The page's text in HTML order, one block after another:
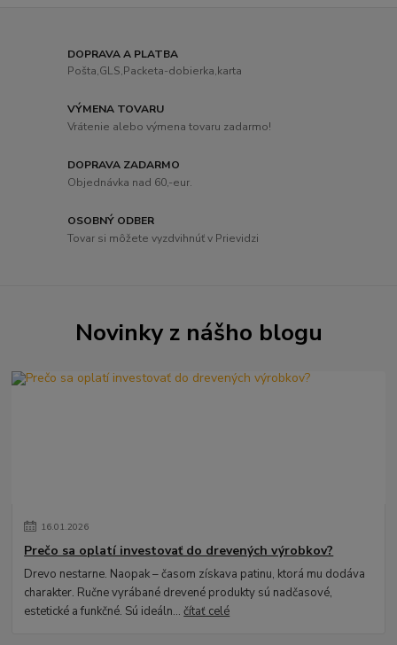
DOPRAVA A PLATBA
Pošta,GLS,Packeta-dobierka,karta
VÝMENA TOVARU
Vrátenie alebo výmena tovaru zadarmo!
DOPRAVA ZADARMO
Objednávka nad 60,-eur.
OSOBNÝ ODBER
Tovar si môžete vyzdvihnúť v Prievidzi
Novinky z nášho blogu
16.01.2026
Prečo sa oplatí investovať do drevených výrobkov?
Drevo nestarne. Naopak – časom získava patinu, ktorá mu dodáva
charakter. Ručne vyrábané drevené produkty sú nadčasové,
estetické a funkčné. Sú ideáln...čítať celé